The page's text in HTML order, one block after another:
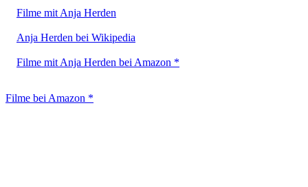
Filme mit Anja Herden
Anja Herden bei Wikipedia
Filme mit Anja Herden bei Amazon *
Filme bei Amazon *